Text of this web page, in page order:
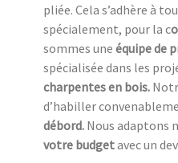
pliée. Cela s’adhère à
spécialement, pour la c
sommes une équipe de
spécialisée dans les
charpentes en bois.
d’habiller
débord. Nous adaptons
votre budgetavec un